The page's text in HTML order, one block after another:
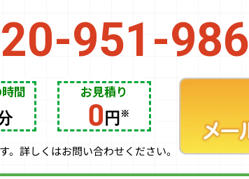
951-986
間 お見積り
0円
詳しくはお問い合わせください。